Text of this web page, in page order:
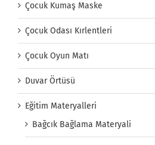
Çocuk Kumaş Maske
Çocuk Odası Kırlentleri
Çocuk Oyun Matı
Duvar Örtüsü
Eğitim Materyalleri
Bağcık Bağlama Materyali